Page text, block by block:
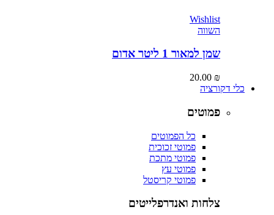
Wishlist
שמן למאור 1 ליטר אדום
20.00
כלי דקורציה
פמוטים
כל הפמוטים
פמוטי זכוכית
פמוטי מתכת
פמוטי עץ
פמוטי קריסטל
צלחות ואנדרפלייטים